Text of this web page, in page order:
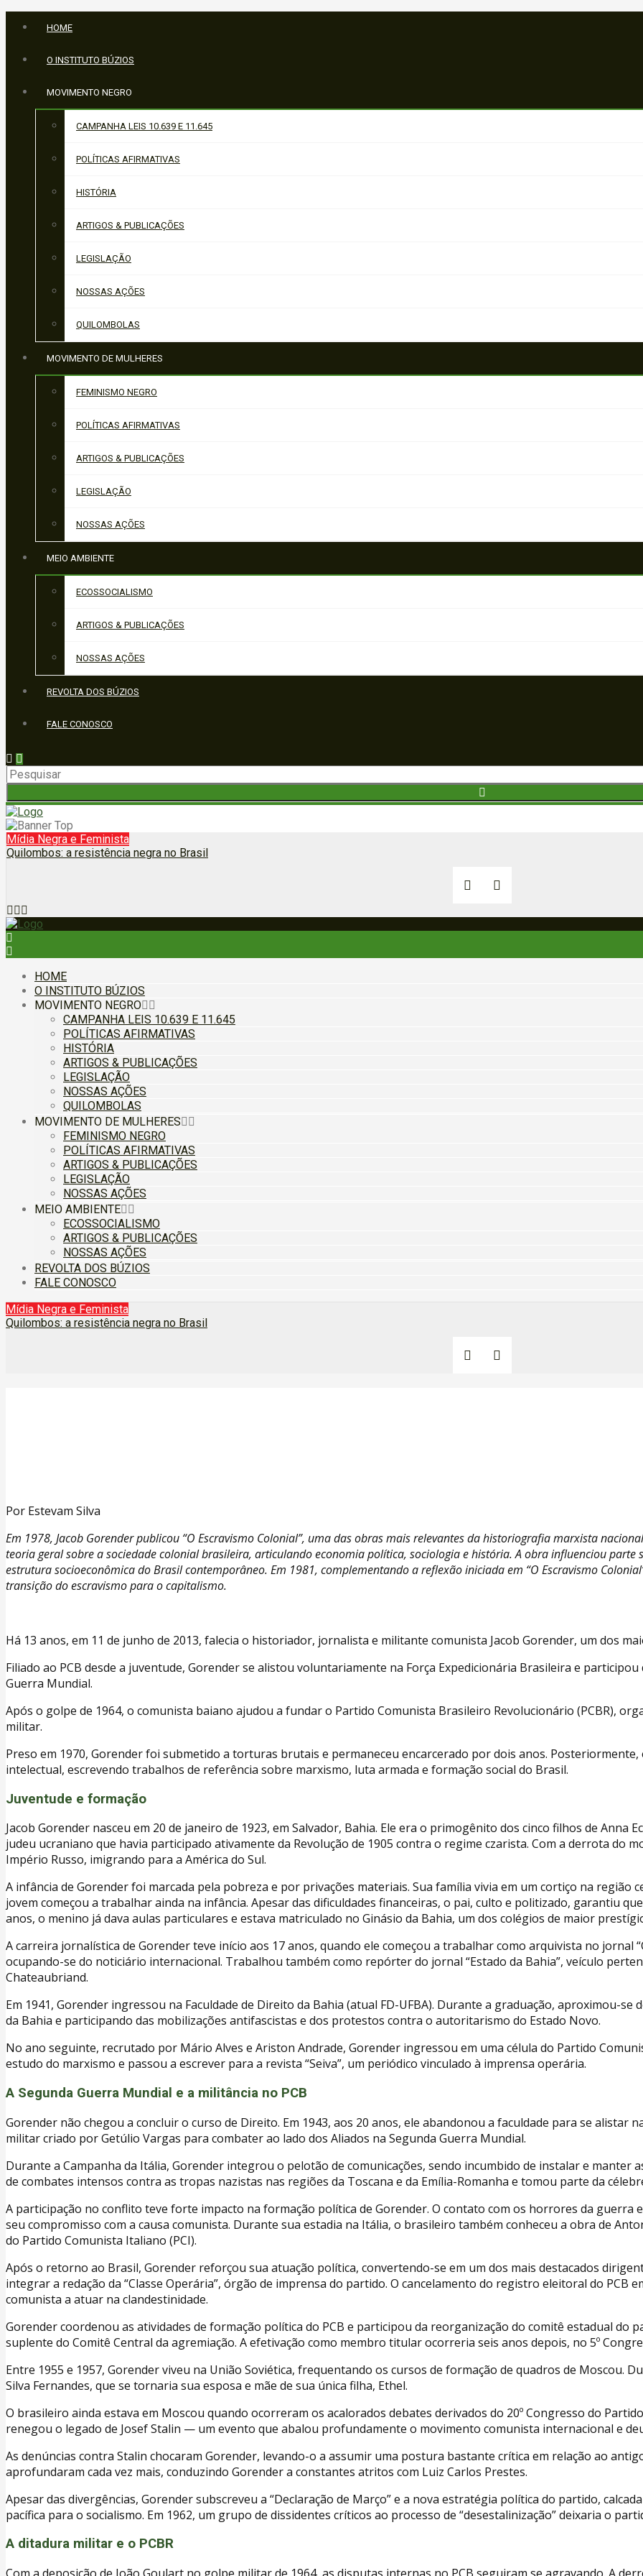
HOME
O INSTITUTO BÚZIOS
MOVIMENTO NEGRO
CAMPANHA LEIS 10.639 E 11.645
POLÍTICAS AFIRMATIVAS
HISTÓRIA
ARTIGOS & PUBLICAÇÕES
LEGISLAÇÃO
NOSSAS AÇÕES
QUILOMBOLAS
MOVIMENTO DE MULHERES
FEMINISMO NEGRO
POLÍTICAS AFIRMATIVAS
ARTIGOS & PUBLICAÇÕES
LEGISLAÇÃO
NOSSAS AÇÕES
MEIO AMBIENTE
ECOSSOCIALISMO
ARTIGOS & PUBLICAÇÕES
NOSSAS AÇÕES
REVOLTA DOS BÚZIOS
FALE CONOSCO
Mídia Negra e Feminista
Quilombos: a resistência negra no Brasil
HOME
O INSTITUTO BÚZIOS
MOVIMENTO NEGRO
CAMPANHA LEIS 10.639 E 11.645
POLÍTICAS AFIRMATIVAS
HISTÓRIA
ARTIGOS & PUBLICAÇÕES
LEGISLAÇÃO
NOSSAS AÇÕES
QUILOMBOLAS
MOVIMENTO DE MULHERES
FEMINISMO NEGRO
POLÍTICAS AFIRMATIVAS
ARTIGOS & PUBLICAÇÕES
LEGISLAÇÃO
NOSSAS AÇÕES
MEIO AMBIENTE
ECOSSOCIALISMO
ARTIGOS & PUBLICAÇÕES
NOSSAS AÇÕES
REVOLTA DOS BÚZIOS
FALE CONOSCO
Mídia Negra e Feminista
Quilombos: a resistência negra no Brasil
Por Estevam Silva
Em 1978, Jacob Gorender publicou “O Escravismo Colonial”, uma das obras mais relevantes da historiografia marxista
teoria geral sobre a sociedade colonial brasileira, articulando economia política, sociologia e história. A obra influenciou parte
estrutura socioeconômica do Brasil contemporâneo. Em 1981, complementando a reflexão iniciada em “O Escravismo
transição do escravismo para o capitalismo.
Há 13 anos, em 11 de junho de 2013, falecia o historiador, jornalista e militante comunista Jacob Gorender, um dos
Filiado ao PCB desde a juventude, Gorender se alistou voluntariamente na Força Expedicionária Brasileira e
Guerra Mundial.
Após o golpe de 1964, o comunista baiano ajudou a fundar o Partido Comunista Brasileiro Revolucionário (PCBR),
militar.
Preso em 1970, Gorender foi submetido a torturas brutais e permaneceu encarcerado por dois anos.
intelectual, escrevendo trabalhos de referência sobre marxismo, luta armada e formação social do Brasil.
Juventude e formação
Jacob Gorender nasceu em 20 de janeiro de 1923, em Salvador, Bahia. Ele era o primogênito dos cinco filhos de Anna
judeu ucraniano que havia participado ativamente da Revolução de 1905 contra o regime czarista. Com a derrota do
Império Russo, imigrando para a América do Sul.
A infância de Gorender foi marcada pela pobreza e por privações materiais. Sua família vivia em um cortiço na região
jovem começou a trabalhar ainda na infância. Apesar das dificuldades financeiras, o pai, culto e politizado, garantiu
anos, o menino já dava aulas particulares e estava matriculado no Ginásio da Bahia, um dos colégios de maior
A carreira jornalística de Gorender teve início aos 17 anos, quando ele começou a trabalhar como arquivista no jornal
ocupando-se do noticiário internacional. Trabalhou também como repórter do jornal “Estado da Bahia”, veículo
Chateaubriand.
Em 1941, Gorender ingressou na Faculdade de Direito da Bahia (atual FD-UFBA). Durante a graduação, aproximou-
da Bahia e participando das mobilizações antifascistas e dos protestos contra o autoritarismo do Estado Novo.
No ano seguinte, recrutado por Mário Alves e Ariston Andrade, Gorender ingressou em uma célula do Partido
estudo do marxismo e passou a escrever para a revista “Seiva”, um periódico vinculado à imprensa operária.
A Segunda Guerra Mundial e a militância no PCB
Gorender não chegou a concluir o curso de Direito. Em 1943, aos 20 anos, ele abandonou a faculdade para se alistar
militar criado por Getúlio Vargas para combater ao lado dos Aliados na Segunda Guerra Mundial.
Durante a Campanha da Itália, Gorender integrou o pelotão de comunicações, sendo incumbido de instalar e
de combates intensos contra as tropas nazistas nas regiões da Toscana e da Emília-Romanha e tomou parte da
A participação no conflito teve forte impacto na formação política de Gorender. O contato com os horrores da guerra
seu compromisso com a causa comunista. Durante sua estadia na Itália, o brasileiro também conheceu a obra de
do Partido Comunista Italiano (PCI).
Após o retorno ao Brasil, Gorender reforçou sua atuação política, convertendo-se em um dos mais destacados
integrar a redação da “Classe Operária”, órgão de imprensa do partido. O cancelamento do registro eleitoral do PCB
comunista a atuar na clandestinidade.
Gorender coordenou as atividades de formação política do PCB e participou da reorganização do comitê estadual do
suplente do Comitê Central da agremiação. A efetivação como membro titular ocorreria seis anos depois, no 5º
Entre 1955 e 1957, Gorender viveu na União Soviética, frequentando os cursos de formação de quadros de Moscou.
Silva Fernandes, que se tornaria sua esposa e mãe de sua única filha, Ethel.
O brasileiro ainda estava em Moscou quando ocorreram os acalorados debates derivados do 20º Congresso do
renegou o legado de Josef Stalin — um evento que abalou profundamente o movimento comunista internacional e
As denúncias contra Stalin chocaram Gorender, levando-o a assumir uma postura bastante crítica em relação ao
aprofundaram cada vez mais, conduzindo Gorender a constantes atritos com Luiz Carlos Prestes.
Apesar das divergências, Gorender subscreveu a “Declaração de Março” e a nova estratégia política do partido,
pacífica para o socialismo. Em 1962, um grupo de dissidentes críticos ao processo de “desestalinização” deixaria o
A ditadura militar e o PCBR